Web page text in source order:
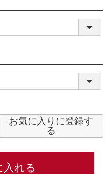
お気に入りに登録す
る
入れる